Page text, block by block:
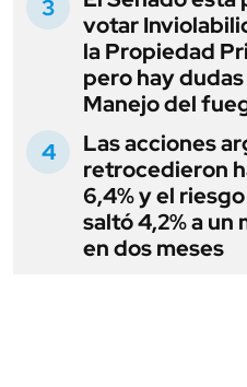
votar
la Propiedad
pero hay
Manejo del
Las acciones
retrocedieron
6,4% y el
saltó 4,2% a un
en dos meses